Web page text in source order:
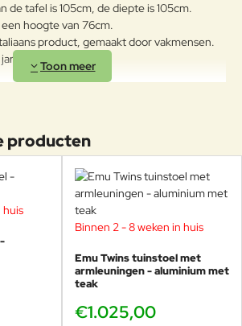
luchtvochtigheid kunnen
bovendien scheuren ontstaan. Als
het geen onderhoudsbehandeling
krijgt met de periodieke toepassing
van gewone en specifieke op olie
afwerking die kan worden
verwijderd door licht te schuren en
vervolgens te polijsten met een
jute doek. Kleine vlekken
veroorzaakt door olie of andere
voedingsproducten moeten
absorbeert, worden verwijderd
door het betreffende gebied te
schuren en te polijsten met een
sappen, natuurlijke dranken,
de tafel is 105cm, de diepte is 105cm.
hoogte van 76cm.
product, gemaakt door vakmensen.
buitenplezier!
niet.
uit de Twins collectie
in onze showroom! Hier staan
al tien jaar buiten, nog steeds zo
adviseren u graag.
producten
huis
Binnen 2 - 8 weken in huis
Emu Twins tuinstoel met
armleuningen - aluminium met
teak
€1.025,00